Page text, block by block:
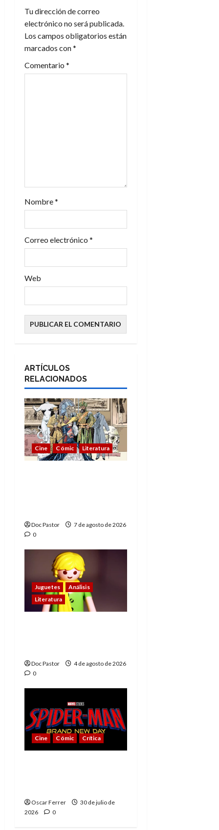
c
i
ó
n
r
d
s
Tu dirección de correo
electrónico no será publicada.
Los campos obligatorios están
marcados con*
Comentario *
Nombre*
Correo electrónico *
Web
ARTÍCULOS
RELACIONADOS
Cine Cómic Literatura
Doc Pastor
7 de agosto de 2026
0
Juguetes
Análisis
Literatura
Doc Pastor
4 de agosto de 2026
0
Cine Cómic Crítica
Oscar Ferrer
30 de julio de
2026
0